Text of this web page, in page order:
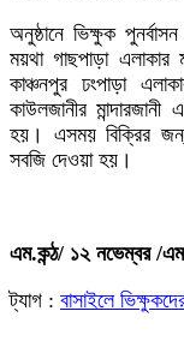
অনুষ্ঠানে ভিক্ষুক
ময়থা গাছপাড়া এলাকার
কাঞ্চনপুর ঢংপাড়া
কাউলজানীর
হয়। এসময় বিক্রির
সবজি দেওয়া হয়।
এম.কন্ঠ/ ১২ নভেম্বর /
ট্যাগ : বাসাইলে